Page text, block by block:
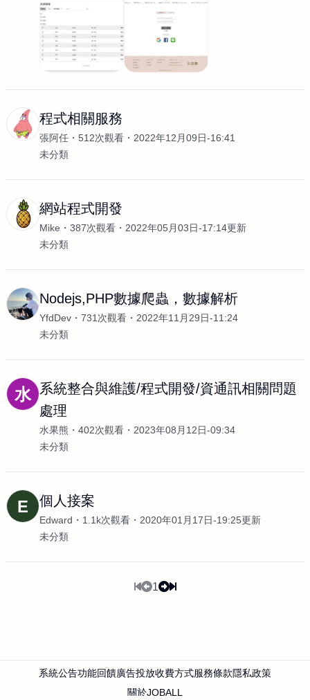
程式相關服務
張阿任 512次觀看
2022年12月09日-16:41
未分類
網站程式開發
Mike 387次觀看
2022年05月03日-17:14更新
未分類
Nodejs,PHP數據爬蟲，數據解析
YfdDev 731次觀看
2022年11月29日-11:24
未分類
水
系統整合與維護/程式開發/資通訊相關問題
處理
水果熊 402次觀看
2023年08月12日-09:34
未分類
E 個人接案
Edward 1.1k次觀看
2020年01月17日-19:25更新
未分類
1
系統公告功能回饋廣告投放收費方式服務條款隱私政策
關於JOBALL